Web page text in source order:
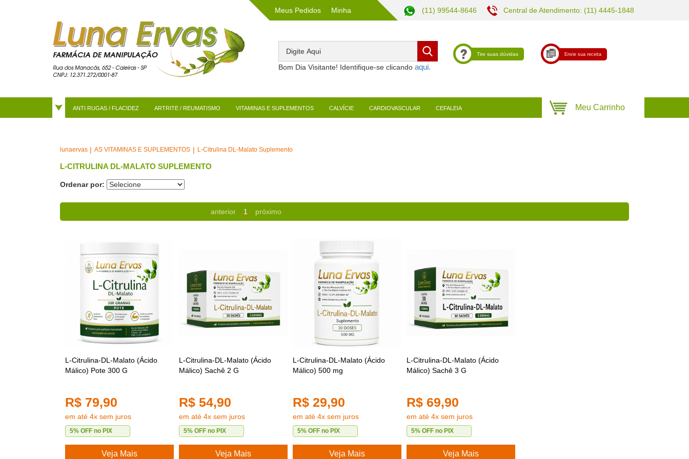
Meus Pedidos Minha (11) 99544-8646 Central de Atendimento: (11) 4445-1848
Bom Dia Visitante! Identifique-se clicando
Tire suas dúvidas Envie sua receita
ANTI RUGAS / FLACIDEZ ARTRITE / REUMATISMO VITAMINAS E SUPLEMENTOS CALVÍCIE CARDIOVASCULAR CEFALEIA
lunaervas AS VITAMINAS E SUPLEMENTOS L-Citrulina DL-Malato Suplemento
L-CITRULINA DL-MALATO SUPLEMENTO
Ordenar por:
anterior 1 próximo
L-Citrulina-DL-Malato (Ácido
Málico) Pote 300 G
R$ 79,90
em até 4x sem juros
5% OFF no PIX
Veja Mais
L-Citrulina-DL-Malato (Ácido
Málico) Sachê 2 G
R$ 54,90
em até 4x sem juros
5% OFF no PIX
Veja Mais
L-Citrulina-DL-Malato (Ácido
Málico) 500 mg
R$ 29,90
em até 4x sem juros
5% OFF no PIX
Veja Mais
L-Citrulina-DL-Malato (Ácido
Málico) Sachê 3 G
R$ 69,90
em até 4x sem juros
5% OFF no PIX
Veja Mais